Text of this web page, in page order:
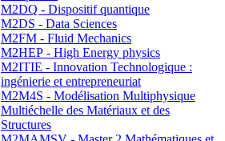
M2DQ - Dispositif quantique
M2DS - Data Sciences
M2FM - Fluid Mechanics
M2HEP - High Energy physics
M2ITIE - Innovation Technologique :
ingénierie et entrepreneuriat
M2M4S - Modélisation Multiphysique
Multiéchelle des Matériaux et des
Structures